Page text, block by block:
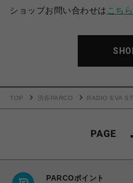
ショップお問い合わせは こちら
TOP 渋谷PARCO RADIO EVA
PARCOポイント